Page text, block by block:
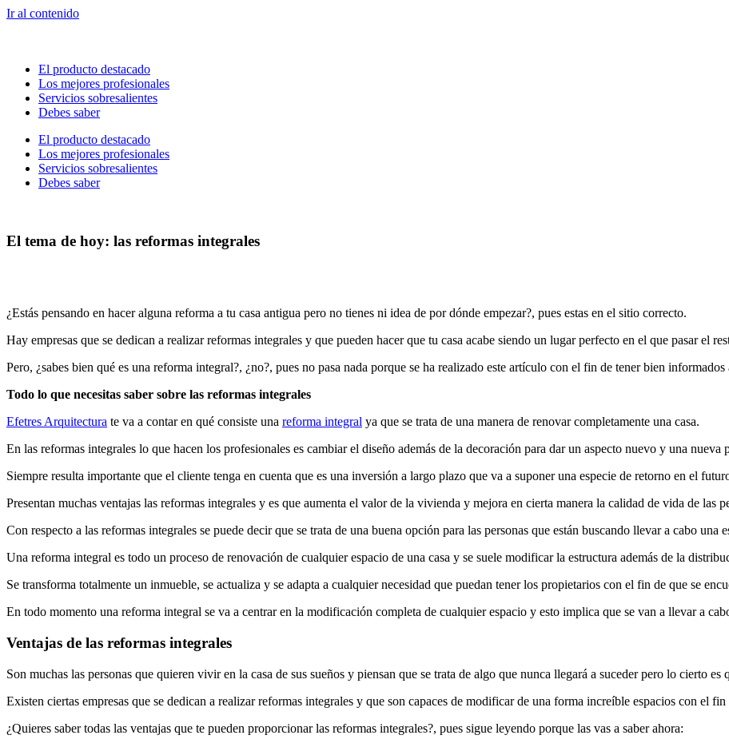
Ir al contenido
El producto destacado
Los mejores profesionales
Servicios sobresalientes
Debes saber
El producto destacado
Los mejores profesionales
Servicios sobresalientes
Debes saber
El tema de hoy: las reformas integrales
¿Estás pensando en hacer alguna reforma a tu casa antigua pero no tienes ni idea de por dónde empezar?, pues estas en el sitio correcto.
Hay empresas que se dedican a realizar reformas integrales y que pueden hacer que tu casa acabe siendo un lugar perfecto en el que pasar el
Pero, ¿sabes bien qué es una reforma integral?, ¿no?, pues no pasa nada porque se ha realizado este artículo con el fin de tener bien informados
Todo lo que necesitas saber sobre las reformas integrales
Efetres Arquitectura te va a contar en qué consiste una reforma integral ya que se trata de una manera de renovar completamente una casa.
En las reformas integrales lo que hacen los profesionales es cambiar el diseño además de la decoración para dar un aspecto nuevo y una nueva
Siempre resulta importante que el cliente tenga en cuenta que es una inversión a largo plazo que va a suponer una especie de retorno en el
Presentan muchas ventajas las reformas integrales y es que aumenta el valor de la vivienda y mejora en cierta manera la calidad de vida de las
Con respecto a las reformas integrales se puede decir que se trata de una buena opción para las personas que están buscando llevar a cabo una
Una reforma integral es todo un proceso de renovación de cualquier espacio de una casa y se suele modificar la estructura además de la
Se transforma totalmente un inmueble, se actualiza y se adapta a cualquier necesidad que puedan tener los propietarios con el fin de que se
En todo momento una reforma integral se va a centrar en la modificación completa de cualquier espacio y esto implica que se van a llevar a
Ventajas de las reformas integrales
Son muchas las personas que quieren vivir en la casa de sus sueños y piensan que se trata de algo que nunca llegará a suceder pero lo cierto es
Existen ciertas empresas que se dedican a realizar reformas integrales y que son capaces de modificar de una forma increíble espacios con el
¿Quieres saber todas las ventajas que te pueden proporcionar las reformas integrales?, pues sigue leyendo porque las vas a saber ahora: